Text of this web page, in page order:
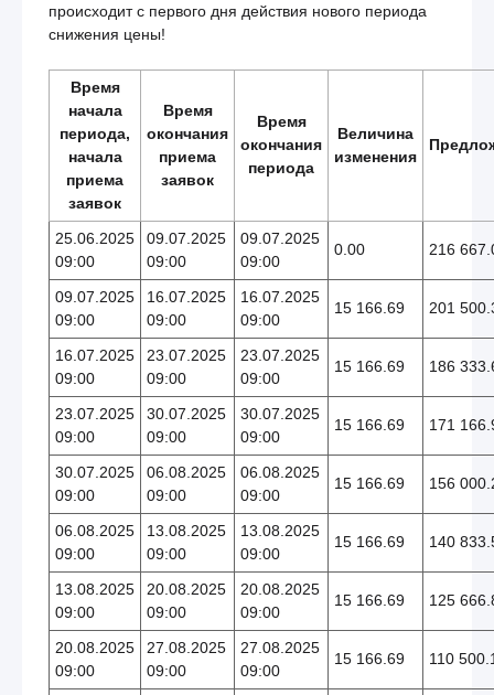
происходит с первого дня действия нового периода
снижения цены!
Время
начала
периода,
начала
приема
заявок
Время
окончания
приема
заявок
Время
окончания
периода
Величина
изменения
25.06.2025
09:00
09.07.2025
09:00
09.07.2025
09:00
0.00 216
09.07.2025
09:00
16.07.2025
09:00
16.07.2025
09:00
15 166.69 201
16.07.2025
09:00
23.07.2025
09:00
23.07.2025
09:00
15 166.69 186
23.07.2025
09:00
30.07.2025
09:00
30.07.2025
09:00
15 166.69 171
30.07.2025
09:00
06.08.2025
09:00
06.08.2025
09:00
15 166.69 156
06.08.2025
09:00
13.08.2025
09:00
13.08.2025
09:00
15 166.69 140
13.08.2025
09:00
20.08.2025
09:00
20.08.2025
09:00
15 166.69 125
20.08.2025
09:00
27.08.2025
09:00
27.08.2025
09:00
15 166.69 110